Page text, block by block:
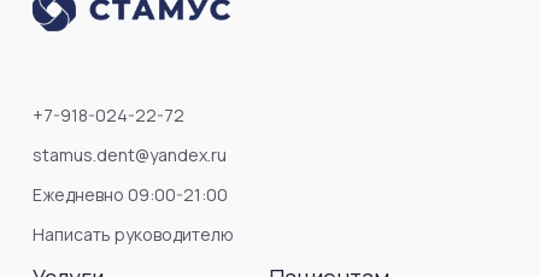
+7-918-024-22-72
stamus.dent@yandex.ru
Ежедневно 09:00-21:00
Написать руководителю